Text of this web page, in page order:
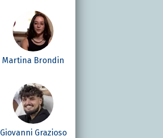
Martina Brondin
Giovanni Grazioso